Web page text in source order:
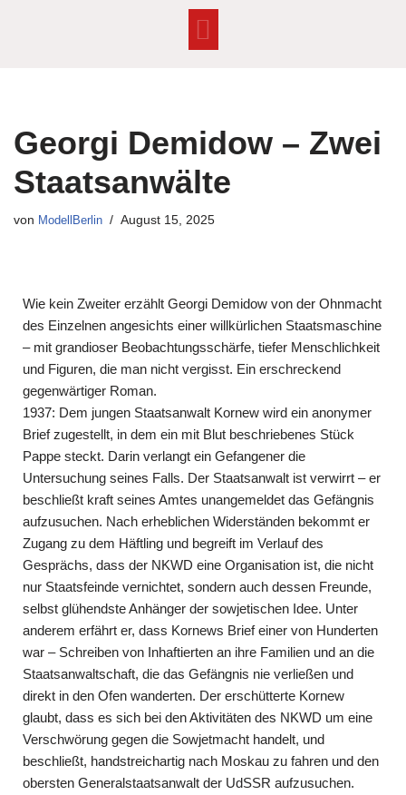
Georgi Demidow – Zwei
Staatsanwälte
von ModellBerlin August 15, 2025
Wie kein Zweiter erzählt Georgi Demidow von der Ohnmacht
des Einzelnen angesichts einer willkürlichen Staatsmaschine
– mit grandioser Beobachtungsschärfe, tiefer Menschlichkeit
und Figuren, die man nicht vergisst. Ein erschreckend
gegenwärtiger Roman.
1937: Dem jungen Staatsanwalt Kornew wird ein anonymer
Brief zugestellt, in dem ein mit Blut beschriebenes Stück
Pappe steckt. Darin verlangt ein Gefangener die
Untersuchung seines Falls. Der Staatsanwalt ist verwirrt – er
beschließt kraft seines Amtes unangemeldet das Gefängnis
aufzusuchen. Nach erheblichen Widerständen bekommt er
Zugang zu dem Häftling und begreift im Verlauf des
Gesprächs, dass der NKWD eine Organisation ist, die nicht
nur Staatsfeinde vernichtet, sondern auch dessen Freunde,
selbst glühendste Anhänger der sowjetischen Idee. Unter
anderem erfährt er, dass Kornews Brief einer von Hunderten
war – Schreiben von Inhaftierten an ihre Familien und an die
Staatsanwaltschaft, die das Gefängnis nie verließen und
direkt in den Ofen wanderten. Der erschütterte Kornew
glaubt, dass es sich bei den Aktivitäten des NKWD um eine
Verschwörung gegen die Sowjetmacht handelt, und
beschließt, handstreichartig nach Moskau zu fahren und den
obersten Generalstaatsanwalt der UdSSR aufzusuchen.